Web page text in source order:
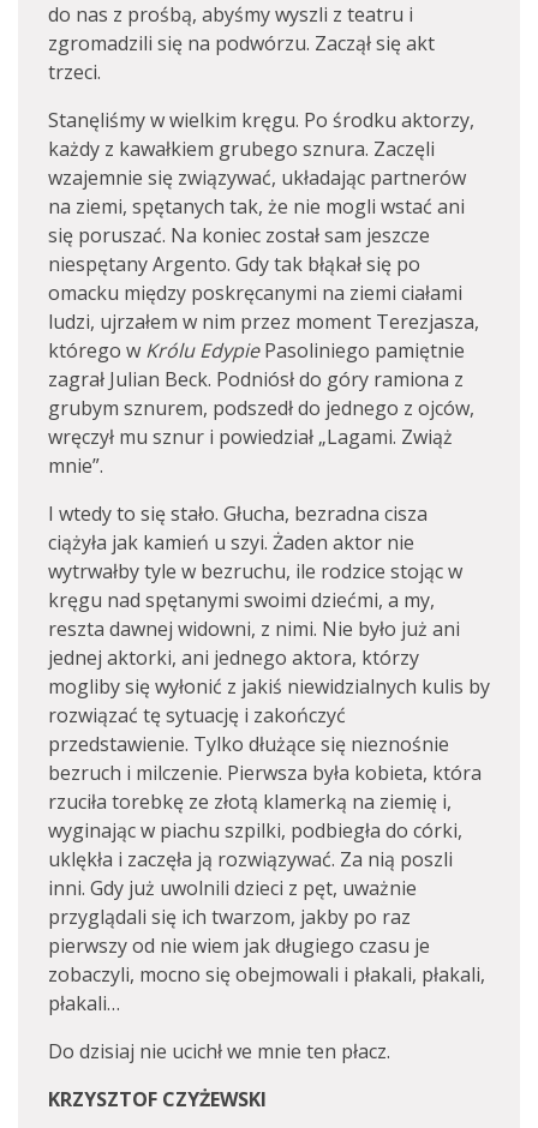
do nas z prośbą, abyśmy wyszli z teatru i
zgromadzili się na podwórzu. Zaczął się akt
trzeci.
Stanęliśmy w wielkim kręgu. Po środku aktorzy,
każdy z kawałkiem grubego sznura. Zaczęli
wzajemnie się związywać, układając partnerów
na ziemi, spętanych tak, że nie mogli wstać ani
się poruszać. Na koniec został sam jeszcze
niespętany Argento. Gdy tak błąkał się po
omacku między poskręcanymi na ziemi ciałami
ludzi, ujrzałem w nim przez moment Terezjasza,
którego w Królu EdypiePasoliniego pamiętnie
zagrał Julian Beck. Podniósł do góry ramiona z
grubym sznurem, podszedł do jednego z ojców,
wręczył mu sznur i powiedział „Lagami. Zwiąż
mnie”.
I wtedy to się stało. Głucha, bezradna cisza
ciążyła jak kamień u szyi. Żaden aktor nie
wytrwałby tyle w bezruchu, ile rodzice stojąc w
kręgu nad spętanymi swoimi dziećmi, a my,
reszta dawnej widowni, z nimi. Nie było już ani
jednej aktorki, ani jednego aktora, którzy
mogliby się wyłonić z jakiś niewidzialnych kulis by
rozwiązać tę sytuację i zakończyć
przedstawienie. Tylko dłużące się nieznośnie
bezruch i milczenie. Pierwsza była kobieta, która
rzuciła torebkę ze złotą klamerką na ziemię i,
wyginając w piachu szpilki, podbiegła do córki,
uklękła i zaczęła ją rozwiązywać. Za nią poszli
inni. Gdy już uwolnili dzieci z pęt, uważnie
przyglądali się ich twarzom, jakby po raz
pierwszy od nie wiem jak długiego czasu je
zobaczyli, mocno się obejmowali i płakali, płakali,
płakali…
Do dzisiaj nie ucichł we mnie ten płacz.
KRZYSZTOF CZYŻEWSKI